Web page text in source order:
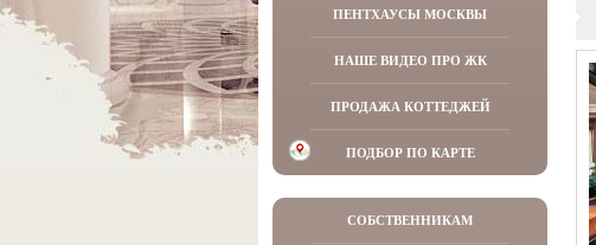
ПЕНТХАУСЫ МОСКВЫ
НАШЕ ВИДЕО ПРО ЖК
ПРОДАЖА КОТТЕДЖЕЙ
ПОДБОР ПО КАРТЕ
СОБСТВЕННИКАМ